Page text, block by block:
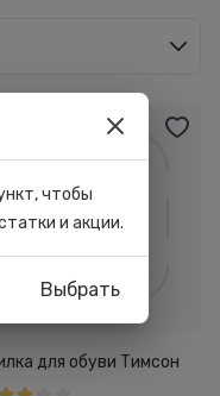
для обуви Тимсон
чтобы
и акции.
Выбрать